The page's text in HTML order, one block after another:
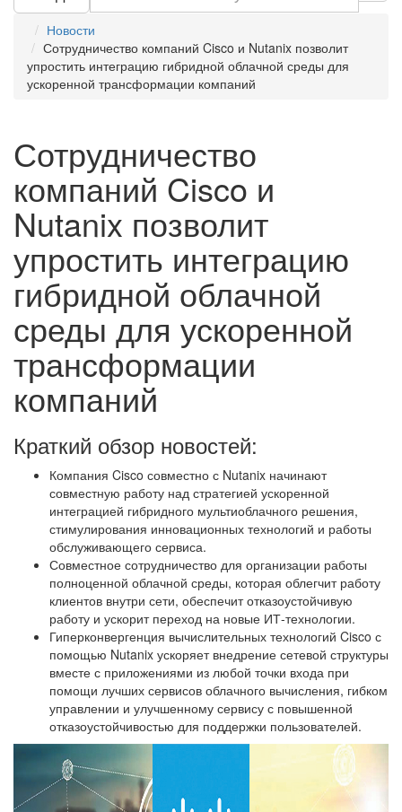
Новости
Сотрудничество компаний Cisco и Nutanix позволит
упростить интеграцию гибридной облачной среды для
ускоренной трансформации компаний
Сотрудничество
компаний Cisco и
Nutanix позволит
упростить интеграцию
гибридной облачной
среды для ускоренной
трансформации
компаний
Краткий обзор новостей:
Компания Cisco совместно с Nutanix начинают
совместную работу над стратегией ускоренной
интеграцией гибридного мультиоблачного решения,
стимулирования инновационных технологий и работы
обслуживающего сервиса.
Совместное сотрудничество для организации работы
полноценной облачной среды, которая облегчит работу
клиентов внутри сети, обеспечит отказоустойчивую
работу и ускорит переход на новые ИТ-технологии.
Гиперконвергенция вычислительных технологий Cisco с
помощью Nutanix ускоряет внедрение сетевой структуры
вместе с приложениями из любой точки входа при
помощи лучших сервисов облачного вычисления, гибком
управлении и улучшенному сервису с повышенной
отказоустойчивостью для поддержки пользователей.